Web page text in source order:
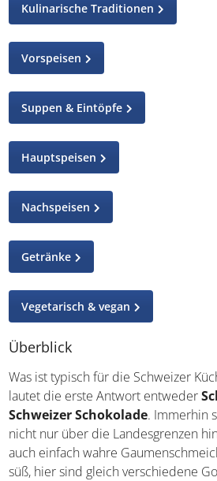
Kulinarische Traditionen
Vorspeisen
Suppen & Eintöpfe
Hauptspeisen
Nachspeisen
Getränke
Vegetarisch & vegan
Überblick
Was ist typisch für die Schweizer
lautet die erste Antwort entweder
Schweizer Schokolade. Immerhin
Leckereien nicht nur über die
bekannt, sondern auch einfach
Gaumenschmeichler. Ob herzhaft